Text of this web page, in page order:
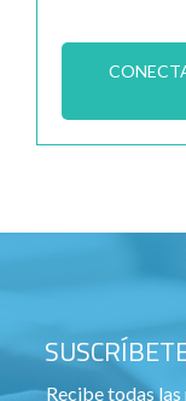
Recibe todas